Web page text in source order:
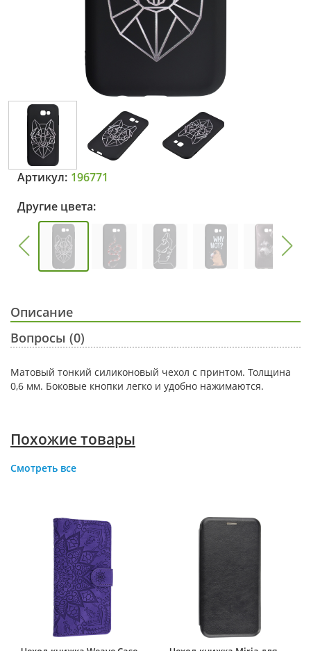
Артикул: 196771
Другие цвета:
Описание
Вопросы (0)
Матовый тонкий силиконовый чехол с принтом. Толщина
0,6 мм. Боковые кнопки легко и удобно нажимаются.
Похожие товары
Смотреть все